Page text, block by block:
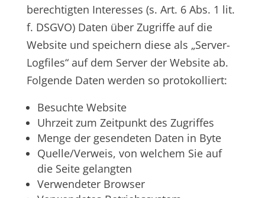
berechtigten Interesses (s. Art. 6 Abs. 1 lit.
f. DSGVO) Daten über Zugriffe auf die
Website und speichern diese als „Server-
Logfiles“ auf dem Server der Website ab.
Folgende Daten werden so protokolliert:
Besuchte Website
Uhrzeit zum Zeitpunkt des Zugriffes
Menge der gesendeten Daten in Byte
Quelle/Verweis, von welchem Sie auf
die Seite gelangten
Verwendeter Browser